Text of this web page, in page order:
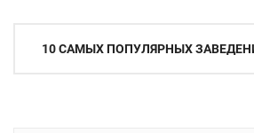
Навигация
10 САМЫХ ПОПУЛЯРНЫХ